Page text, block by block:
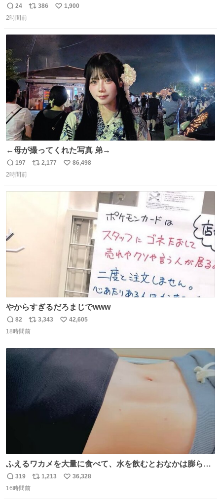
携わる社員の大きな励みとなっております。ありがとうご
ざいます。 九州道
返
信
24
リ
ト
数
386
い
数
1,900
2時間前
←母が撮ってくれた写真 弟→
返
信
197
リ
2,177
い
86,498
2時間前
やからすぎるだろまじでwww
返
信
82
リ
ポ
3,343
い
42,605
18時間前
ふえるワカメを大量に食べて、水を飲むとおなかは膨ら
む・・・・！？ ⚠️よい子は絶対マネしないでね⚠️ #夏休み
の自由研究
返
信
319
リ
1,213
い
36,328
16時間前